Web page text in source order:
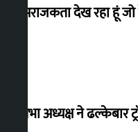
मैं ऐसी अराजकता देख रहा हूं
विधानसभा अध्यक्ष ने